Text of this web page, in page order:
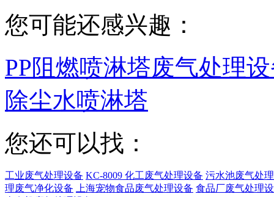
您可能还感兴趣：
PP阻燃喷淋塔废气处理
除尘水喷淋塔
您还可以找：
工业废气处理设备 KC-8009 化工废气处理设备 污水池废气处
理废气净化设备
上海宠物食品废气处理设备 食品厂废气处理